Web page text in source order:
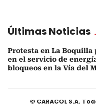
Últimas Noticias
Protesta en La Boquilla
en el servicio de
bloqueos en la Vía del
© CARACOL S.A.